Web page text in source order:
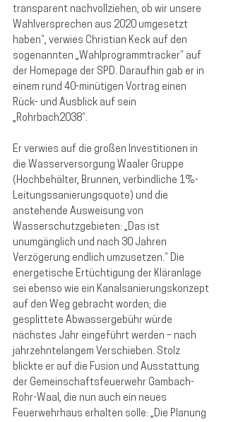
transparent nachvollziehen, ob wir unsere
Wahlversprechen aus 2020 umgesetzt
haben“, verwies Christian Keck auf den
sogenannten „Wahlprogrammtracker“ auf
der Homepage der SPD. Daraufhin gab er in
einem rund 40-minütigen Vortrag einen
Rück- und Ausblick auf sein
„Rohrbach2038“.
Er verwies auf die großen Investitionen in
die Wasserversorgung Waaler Gruppe
(Hochbehälter, Brunnen, verbindliche 1%-
Leitungssanierungsquote) und die
anstehende Ausweisung von
Wasserschutzgebieten: „Das ist
unumgänglich und nach 30 Jahren
Verzögerung endlich umzusetzen.“ Die
energetische Ertüchtigung der Kläranlage
sei ebenso wie ein Kanalsanierungskonzept
auf den Weg gebracht worden; die
gesplittete Abwassergebühr würde
nächstes Jahr eingeführt werden – nach
jahrzehntelangem Verschieben. Stolz
blickte er auf die Fusion und Ausstattung
der Gemeinschaftsfeuerwehr Gambach-
Rohr-Waal, die nun auch ein neues
Feuerwehrhaus erhalten solle: „Die Planung